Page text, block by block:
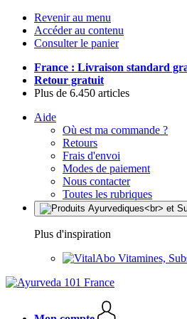
Revenir au menu
Accéder au contenu
Consulter le panier
France : Livraison standard
Retour gratuit
Plus de 6.450 articles
Aide
Où est ma commande ?
Retours
Frais d'envoi
Modes de paiement
Nous contacter
Toutes les rubriques
Plus d'inspiration
Vitamines,